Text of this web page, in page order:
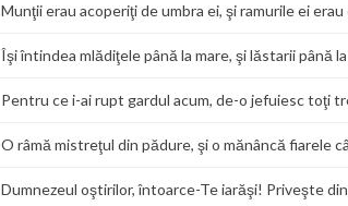
Munţii erau acoperiţi de umbra ei, şi ramurile ei
Îşi întindea mlădiţele până la mare, şi lăstarii până la
Pentru ce i-ai rupt gardul acum, de-o jefuiesc toţi
O râmă mistreţul din pădure, şi o mănâncă fiarele
Dumnezeul oştirilor, întoarce-Te iarăşi! Priveşte